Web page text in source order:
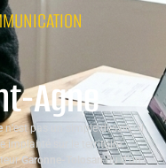
Agne
n’est pas un simple dessin : il
implanté sur le territoire.
Garonne-Tolosanou d’un